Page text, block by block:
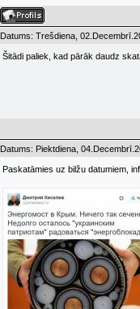
Datums: Trešdiena,
Šitādi paliek, kad pārāk daudz
Datums: Piektdiena,
Paskatāmies uz bilžu datumiem,